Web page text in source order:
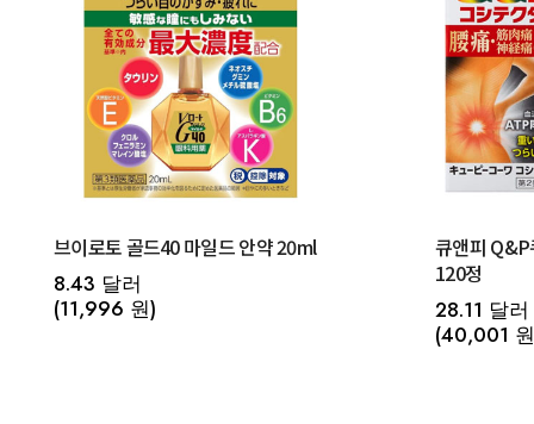
브이로토 골드40 마일드 안약 20ml
8.43 달러
(11,996 원)
큐앤피
120정
28.11 달러
(40,001